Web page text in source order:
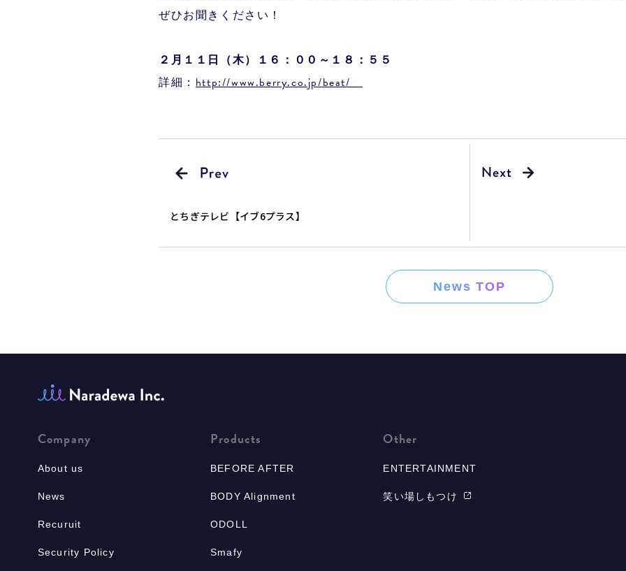
ぜひお聞きください！
２月１１日（木）１６：００～１８：５５
詳細：http://www.berry.co.jp/beat/
とちぎテレビ【イブ6プラス】
News TOP
Company
About us
News
Recuruit
Security Policy
Products
BEFORE AFTER
BODY Alignment
ODOLL
Smafy
Other
ENTERTAINMENT
笑い場しもつけ